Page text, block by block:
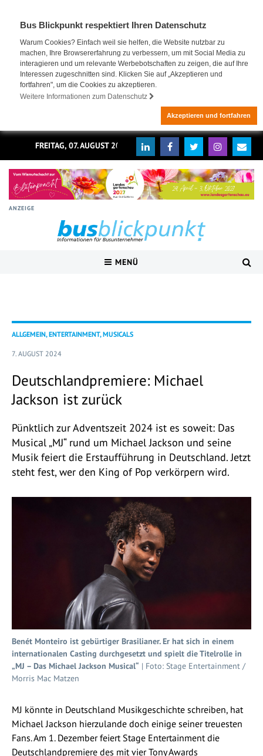
Bus Blickpunkt respektiert Ihren Datenschutz
Warum Cookies? Einfach weil sie helfen, die Website nutzbar zu
machen, Ihre Browsererfahrung zu verbessern, um mit Social Media zu
interagieren und um relevante Werbebotschaften zu zeigen, die auf Ihre
Interessen zugeschnitten sind. Klicken Sie auf „Akzeptieren und
fortfahren", um die Cookies zu akzeptieren.
Weitere Informationen zum Datenschutz
Akzeptieren und fortfahren
FREITAG, 07. AUGUST 2026
ANZEIGE
MENÜ
ALLGEMEIN, ENTERTAINMENT, MUSICALS
7. AUGUST 2024
Deutschlandpremiere: Michael
Jackson ist zurück
Pünktlich zur Adventszeit 2024 ist es soweit: Das
Musical „MJ“ rund um Michael Jackson und seine
Musik feiert die Erstaufführung in Deutschland. Jetzt
steht fest, wer den King of Pop verkörpern wird.
Benét Monteiro ist gebürtiger Brasilianer. Er hat sich in einem
internationalen Casting durchgesetzt und spielt die Titelrolle in
„MJ – Das Michael Jackson Musical“ | Foto: Stage Entertainment /
Morris Mac Matzen
MJ könnte in Deutschland Musikgeschichte schreiben, hat
Michael Jackson hierzulande doch einige seiner treuesten
Fans. Am 1. Dezember feiert Stage Entertainment die
Deutschlandpremiere des mit vier Tony Awards